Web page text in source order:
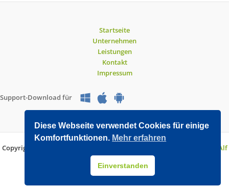
Startseite
Unternehmen
Leistungen
Kontakt
Impressum
Support-Download für
Copyright © 2026 O&V DATEC GmbH | Entwickelt mit WordPress von
Alf
Drollinger
Diese Webseite verwendet Cookies für einige
Komfortfunktionen. Mehr erfahren
Einverstanden